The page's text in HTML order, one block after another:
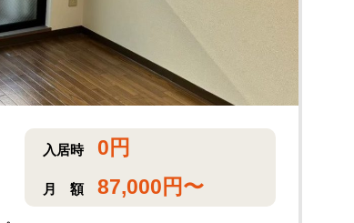
入居時 0 円
月 額 87,000 円〜